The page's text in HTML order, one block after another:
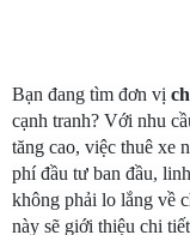
Bạn đang tìm đơn vị
cạnh tranh? Với nhu
tăng cao, việc thuê xe
phí đầu tư ban đầu,
không phải lo lắng về
này sẽ giới thiệu chi